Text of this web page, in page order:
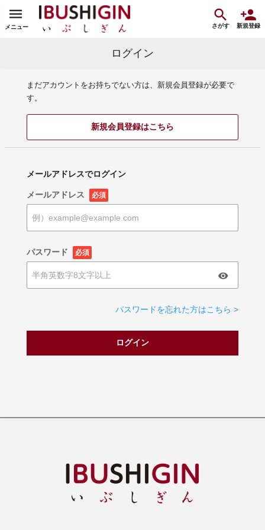
メニュー さがす 新規登録
ログイン
まだアカウントをお持ちでない方は、新規会員登録が必要で
す。
新規会員登録はこちら
メールアドレスでログイン
メールアドレス 必須
パスワード 必須
パスワードを忘れた方はこちら >
ログイン